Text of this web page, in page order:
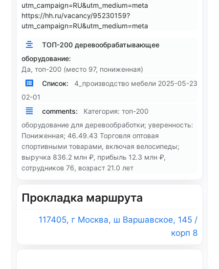
utm_campaign=RU&utm_medium=meta
https://hh.ru/vacancy/95230159?
utm_campaign=RU&utm_medium=meta
ТОП-200 деревообрабатывающее
оборудование:
Да, топ-200 (место 97, пониженная)
Список:
4_производство мебели 2025-05-23
02-01
comments:
Категория: топ-200
оборудование для деревообработки; уверенность:
Пониженная; 46.49.43 Торговля оптовая
спортивными товарами, включая велосипеды;
выручка 836.2 млн ₽, прибыль 12.3 млн ₽,
сотрудников 76, возраст 21.0 лет
Прокладка маршрута
117405, г Москва, ш Варшавское, 145 /
корп 8